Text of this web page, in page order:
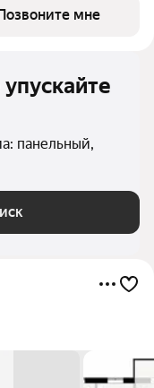
школы, детские
мне
панельный,